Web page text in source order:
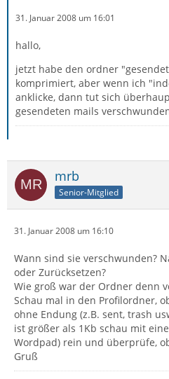
31. Januar 2008 um 16:01
hallo,
jetzt habe den ordner
komprimiert, aber wenn ich
anklicke, dann tut sich
gesendeten mails
mrb
Senior-Mitglied
31. Januar 2008 um 16:10
Wann sind sie verschwunden?
oder Zurücksetzen?
Wie groß war der Ordner denn
Schau mal in den Profilordner,
ohne Endung (z.B. sent, trash
ist größer als 1Kb schau mit
Wordpad) rein und überprüfe,
Gruß